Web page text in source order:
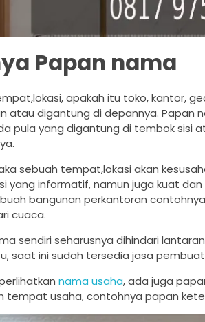
Papan nama
apakah itu toko, kantor,
atau digantung di depannya. Papan
pula yang digantung di tembok sisi
sebuah tempat,lokasi akan
yang informatif, namun juga kuat
bangunan perkantoran
cuaca.
sendiri seharusnya dihindari
saat ini sudah tersedia jasa
nama usaha, ada juga
tempat usaha, contohnya papan